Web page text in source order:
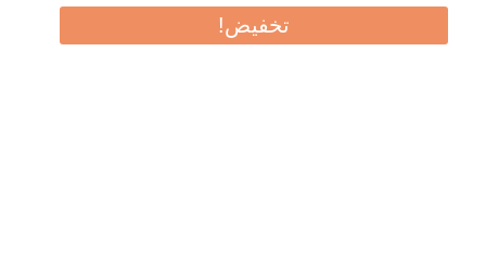
تخفيض!